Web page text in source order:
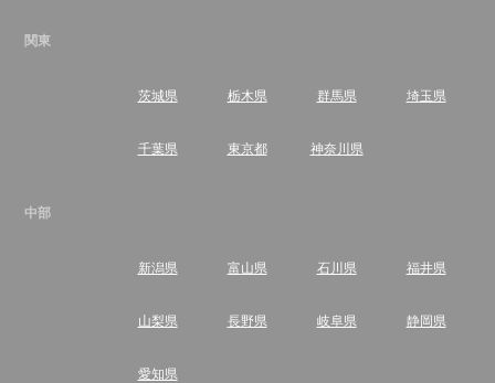
関東
茨城県 栃木県 群馬県 埼玉県
千葉県 東京都 神奈川県
中部
新潟県 富山県 石川県 福井県
山梨県 長野県 岐阜県 静岡県
愛知県